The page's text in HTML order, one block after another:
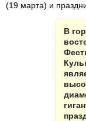
(19 марта) и
В